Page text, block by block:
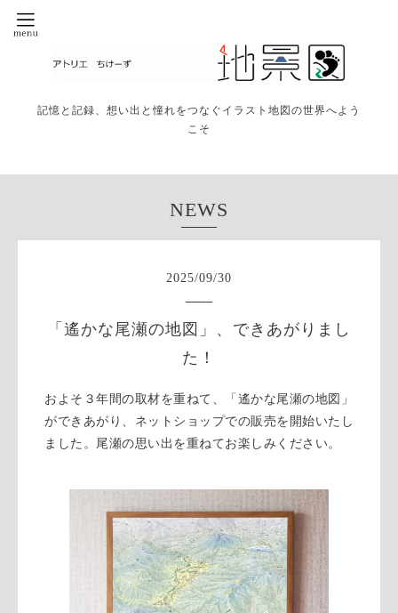
記憶と記録、想い出と憧れをつなぐイラスト地図の世界へよう
こそ
NEWS
2025/09/30
「遙かな尾瀬の地図」、できあがりまし
た！
およそ３年間の取材を重ねて、「遙かな尾瀬の地図」
ができあがり、ネットショップでの販売を開始いたし
ました。尾瀬の思い出を重ねてお楽しみください。